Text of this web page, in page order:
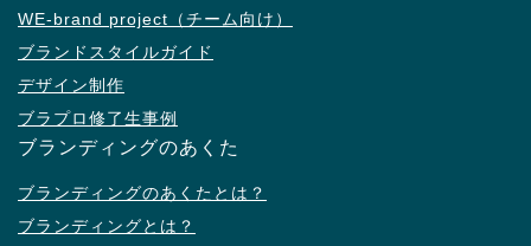
WE-brand project（チーム向け）
ブランドスタイルガイド
デザイン制作
ブラプロ修了生事例
ブランディングのあくた
ブランディングのあくたとは？
ブランディングとは？